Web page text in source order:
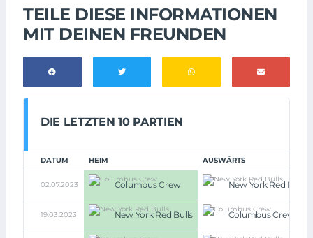
TEILE DIESE INFORMATIONEN
MIT DEINEN FREUNDEN
DIE LETZTEN 10 PARTIEN
DATUM HEIM AUSWÄRTS
02.07.2023 Columbus Crew New York Red Bulls
19.03.2023 New York Red Bulls Columbus Crew